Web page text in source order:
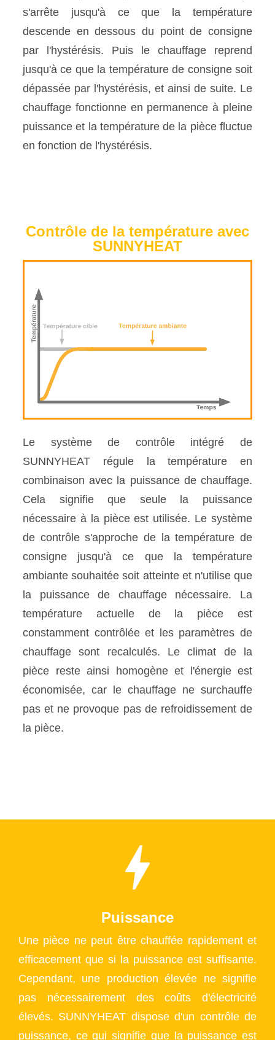
s'arrête jusqu'à ce que la température
descende en dessous du point de consigne
par l'hystérésis. Puis le chauffage reprend
jusqu'à ce que la température de consigne soit
dépassée par l'hystérésis, et ainsi de suite. Le
chauffage fonctionne en permanence à pleine
puissance et la température de la pièce fluctue
en fonction de l'hystérésis.
Contrôle de la température avec
SUNNYHEAT
Le système de contrôle intégré de
SUNNYHEAT régule la température en
combinaison avec la puissance de chauffage.
Cela signifie que seule la puissance
nécessaire à la pièce est utilisée. Le système
de contrôle s'approche de la température de
consigne jusqu'à ce que la température
ambiante souhaitée soit atteinte et n'utilise que
la puissance de chauffage nécessaire. La
température actuelle de la pièce est
constamment contrôlée et les paramètres de
chauffage sont recalculés. Le climat de la
pièce reste ainsi homogène et l'énergie est
économisée, car le chauffage ne surchauffe
pas et ne provoque pas de refroidissement de
la pièce.
Puissance
Une pièce ne peut être chauffée rapidement et
efficacement que si la puissance est suffisante.
Cependant, une production élevée ne signifie
pas nécessairement des coûts d'électricité
élevés. SUNNYHEAT dispose d'un contrôle de
puissance, ce qui signifie que la puissance est